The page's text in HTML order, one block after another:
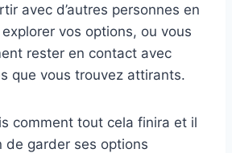
avec d’autres personnes en
vos options, ou vous
rester en contact avec
que vous trouvez attirants.
comment tout cela finira et il
de garder ses options